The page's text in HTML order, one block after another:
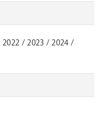
/ 2023 / 2024 /